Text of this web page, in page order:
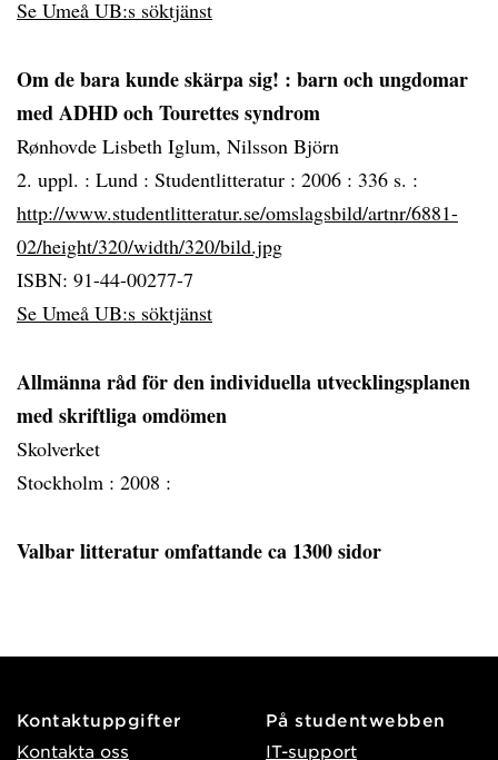
Se Umeå UB:s söktjänst
Om de bara kunde skärpa sig! : barn och ungdomar
med ADHD och Tourettes syndrom
Rønhovde Lisbeth Iglum, Nilsson Björn
2. uppl. : Lund : Studentlitteratur : 2006 : 336 s. :
http://www.studentlitteratur.se/omslagsbild/artnr/6881-
02/height/320/width/320/bild.jpg
ISBN: 91-44-00277-7
Se Umeå UB:s söktjänst
Allmänna råd för den individuella utvecklingsplanen
med skriftliga omdömen
Skolverket
Stockholm : 2008 :
Valbar litteratur omfattande ca 1300 sidor
Kontaktuppgifter
Kontakta oss
På studentwebben
IT-support